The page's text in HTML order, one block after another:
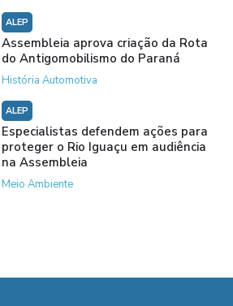
ALEP
Assembleia aprova criação da Rota
do Antigomobilismo do Paraná
História Automotiva
ALEP
Especialistas defendem ações para
proteger o Rio Iguaçu em audiência
na Assembleia
Meio Ambiente